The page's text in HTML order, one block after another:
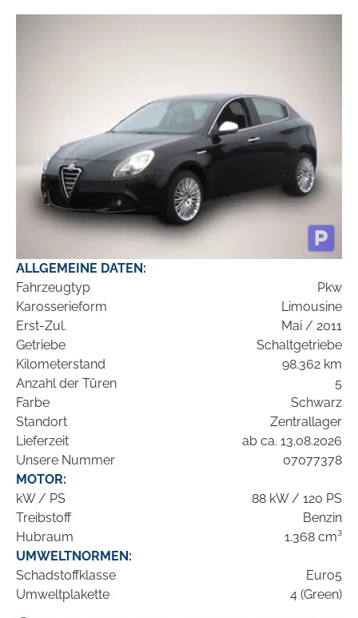
ALLGEMEINE DATEN:
Fahrzeugtyp
Pkw
Karosserieform
Limousine
Erst-Zul.
Mai / 2011
Getriebe
Schaltgetriebe
Kilometerstand
98.362 km
Anzahl der Türen
5
Farbe
Schwarz
Standort
Zentrallager
Lieferzeit
ab ca. 13.08.2026
Unsere Nummer
07077378
MOTOR:
kW / PS
88 kW / 120 PS
Treibstoff
Benzin
Hubraum
1.368 cm³
UMWELTNORMEN:
Schadstoffklasse
Euro5
Umweltplakette
4 (Green)